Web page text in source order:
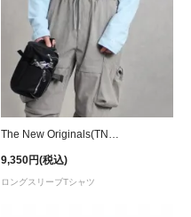
9,350円(税込)
ロングスリーブTシャツ